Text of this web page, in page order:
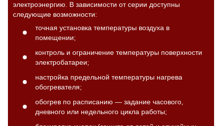
электроэнергию. В зависимости от серии доступны
следующие возможности:
точная установка температуры воздуха в
помещении;
контроль и ограничение температуры поверхности
электробатареи;
настройка предельной температуры нагрева
обогревателя;
обогрев по расписанию — задание часового,
дневного или недельного цикла работы;